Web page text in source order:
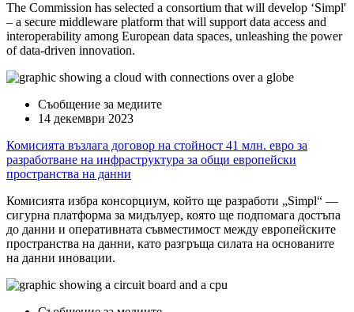
The Commission has selected a consortium that will develop ‘Simpl'
– a secure middleware platform that will support data access and
interoperability among European data spaces, unleashing the power
of data-driven innovation.
Съобщение за медиите
14 декември 2023
Комисията възлага договор на стойност 41 млн. евро за
разработване на инфраструктура за общи европейски
пространства на данни
Комисията избра консорциум, който ще разработи „Simpl“ —
сигурна платформа за мидълуер, която ще подпомага достъпа
до данни и оперативната съвместимост между европейските
пространства на данни, като разгръща силата на основаните
на данни иновации.